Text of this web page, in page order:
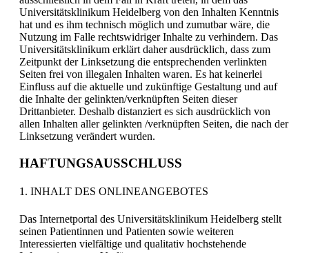
Universitätsklinikum Heidelberg von den Inhalten Kenntnis
hat und es ihm technisch möglich und zumutbar wäre, die
Nutzung im Falle rechtswidriger Inhalte zu verhindern. Das
Universitätsklinikum erklärt daher ausdrücklich, dass zum
Zeitpunkt der Linksetzung die entsprechenden verlinkten
Seiten frei von illegalen Inhalten waren. Es hat keinerlei
Einfluss auf die aktuelle und zukünftige Gestaltung und auf
die Inhalte der gelinkten/verknüpften Seiten dieser
Drittanbieter. Deshalb distanziert es sich ausdrücklich von
allen Inhalten aller gelinkten /verknüpften Seiten, die nach der
Linksetzung verändert wurden.
HAFTUNGSAUSSCHLUSS
1. INHALT DES ONLINEANGEBOTES
Das Internetportal des Universitätsklinikum Heidelberg stellt
seinen Patientinnen und Patienten sowie weiteren
Interessierten vielfältige und qualitativ hochstehende